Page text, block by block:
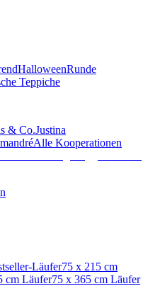
HalloweenRunde
Teppiche
& Co.Justina
Alle Kooperationen
Läufer75 x 215 cm
cm Läufer75 x 365 cm Läufer